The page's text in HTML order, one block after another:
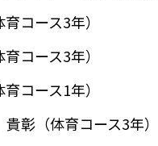
コース3年）
コース3年）
コース1年）
（体育コース3年）